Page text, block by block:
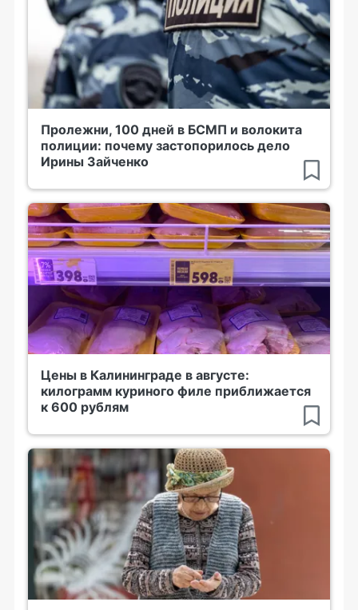
Пролежни, 100 дней в БСМП и волокита
полиции: почему застопорилось дело
Ирины Зайченко
Цены в Калининграде в августе:
килограмм куриного филе приближается
к 600 рублям